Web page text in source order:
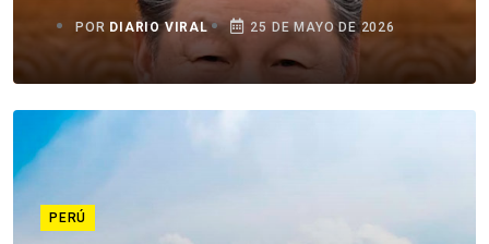
POR DIARIO VIRAL 25 DE MAYO DE 2026
PERÚ